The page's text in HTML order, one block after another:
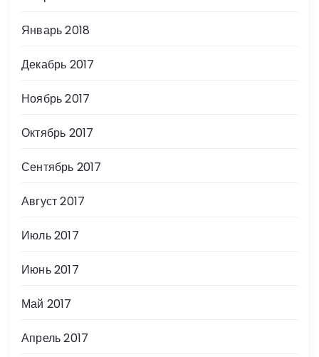
Январь 2018
Декабрь 2017
Ноябрь 2017
Октябрь 2017
Сентябрь 2017
Август 2017
Июль 2017
Июнь 2017
Май 2017
Апрель 2017